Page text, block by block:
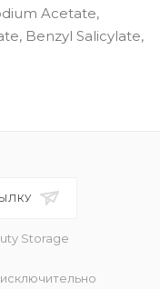
Acetate,
Benzyl Salicylate,
Storage